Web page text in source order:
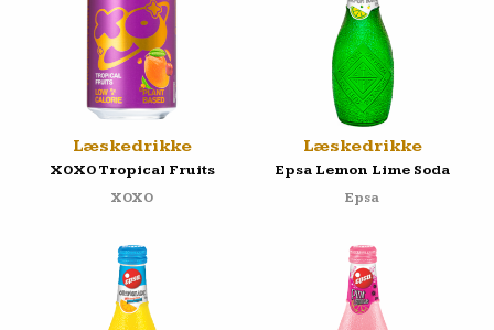
Læskedrikke
XOXO Tropical Fruits
XOXO
Læskedrikke
Epsa Lemon Lime Soda
Epsa